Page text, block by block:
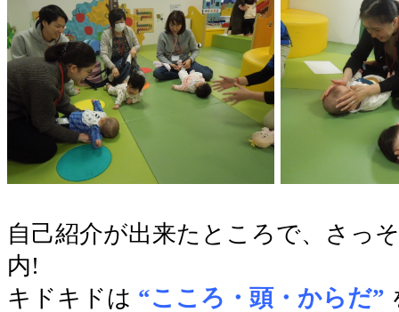
自己紹介が出来たところで、さっ
内!
キドキドは “こころ・頭・からだ”